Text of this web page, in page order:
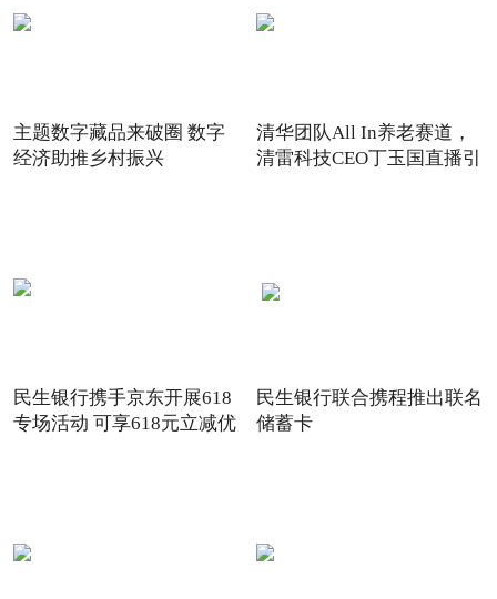
主题数字藏品来破圈 数字
经济助推乡村振兴
清华团队All In养老赛道，
清雷科技CEO丁玉国直播引
民生银行携手京东开展618
专场活动 可享618元立减优
民生银行联合携程推出联名
储蓄卡